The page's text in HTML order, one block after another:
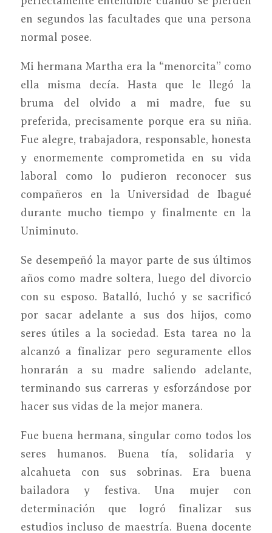
en segundos las facultades que una persona
normal posee.
Mi hermana Martha era la “menorcita” como
ella misma decía. Hasta que le llegó la
bruma del olvido a mi madre, fue su
preferida, precisamente porque era su niña.
Fue alegre, trabajadora, responsable, honesta
y enormemente comprometida en su vida
laboral como lo pudieron reconocer sus
compañeros en la Universidad de Ibagué
durante mucho tiempo y finalmente en la
Uniminuto.
Se desempeñó la mayor parte de sus últimos
años como madre soltera, luego del divorcio
con su esposo. Batalló, luchó y se sacrificó
por sacar adelante a sus dos hijos, como
seres útiles a la sociedad. Esta tarea no la
alcanzó a finalizar pero seguramente ellos
honrarán a su madre saliendo adelante,
terminando sus carreras y esforzándose por
hacer sus vidas de la mejor manera.
Fue buena hermana, singular como todos los
seres humanos. Buena tía, solidaria y
alcahueta con sus sobrinas. Era buena
bailadora y festiva. Una mujer con
determinación que logró finalizar sus
estudios incluso de maestría. Buena docente